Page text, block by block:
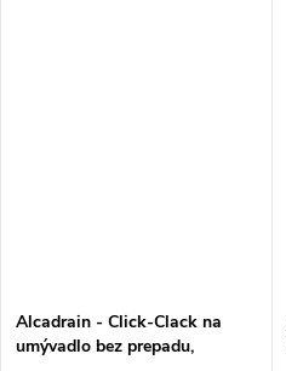
Alcadrain - Click-Clack na
umývadlo bez prepadu,